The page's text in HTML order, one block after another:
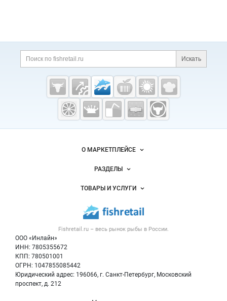
Дополнительная информация
Поиск по сайту и
Искать
Cсылки на полезные проекты
Fishretail.ru —
рыба,
морепродукты
Важные разделы и контакты
Fishretail.ru – весь рынок рыбы в России.
ООО «Инлайн»
ИНН: 7805355672
КПП: 780501001
ОГРН: 1047855085442
Юридический адрес: 196066, г. Санкт-Петербург, Московский
проспект, д. 212
Навигация по сайтуО МАРКЕТПЛЕЙСЕ
Новости Fishretail.ru
Размещение рекламы
Публичная оферта
Контактная информация
Политика обработки персональных данных
РАЗДЕЛЫ
Объявления
Новости рынка
Блог
ТОВАРЫ И УСЛУГИ
Рыба
Икра